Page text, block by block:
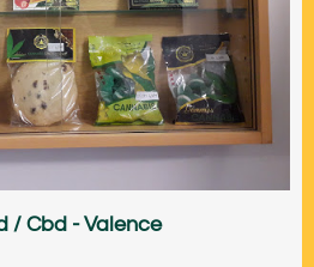
/ Cbd - Valence